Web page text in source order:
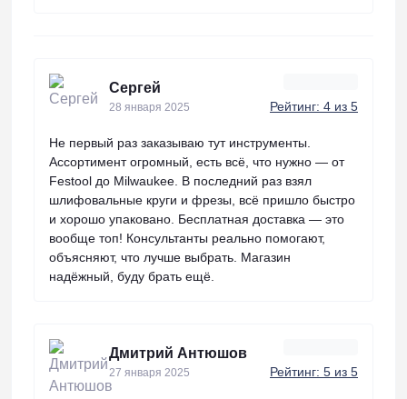
Сергей
28 января 2025 Рейтинг: 4 из 5
Не первый раз заказываю тут инструменты.
Ассортимент огромный, есть всё, что нужно — от
Festool до Milwaukee. В последний раз взял
шлифовальные круги и фрезы, всё пришло быстро
и хорошо упаковано. Бесплатная доставка — это
вообще топ! Консультанты реально помогают,
объясняют, что лучше выбрать. Магазин
надёжный, буду брать ещё.
Дмитрий Антюшов
27 января 2025 Рейтинг: 5 из 5